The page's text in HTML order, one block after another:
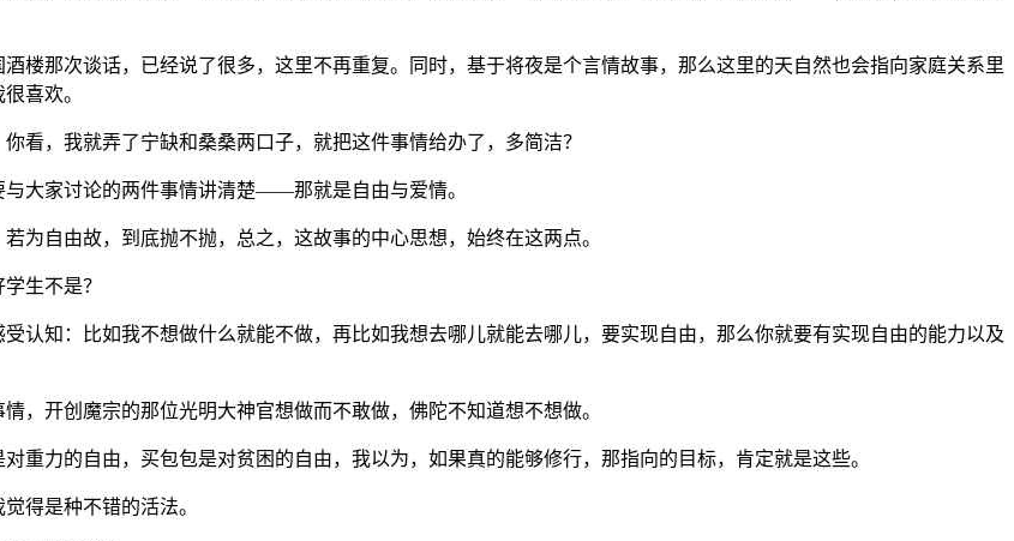
楼那次谈话，已经说了很多，这里不再重复。同时，基于将夜是个言情故事，那么这里的天自然也会指向家庭关系里
喜欢。
看，我就弄了宁缺和桑桑两口子，就把这件事情给办了，多简洁？
大家讨论的两件事情讲清楚——那就是自由与爱情。
为自由故，到底抛不抛，总之，这故事的中心思想，始终在这两点。
生不是？
认知：比如我不想做什么就能不做，再比如我想去哪儿就能去哪儿，要实现自由，那么你就要有实现自由的能力以及
，开创魔宗的那位光明大神官想做而不敢做，佛陀不知道想不想做。
重力的自由，买包包是对贫困的自由，我以为，如果真的能够修行，那指向的目标，肯定就是这些。
得是种不错的活法。